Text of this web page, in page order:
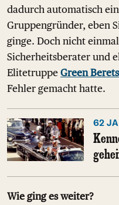
dadurch automatisch
Gruppengründer, eben
ginge. Doch nicht
Sicherheitsberater und
Elitetruppe Green Berets
Fehler gemacht hatte.
62
Wie ging es weiter?